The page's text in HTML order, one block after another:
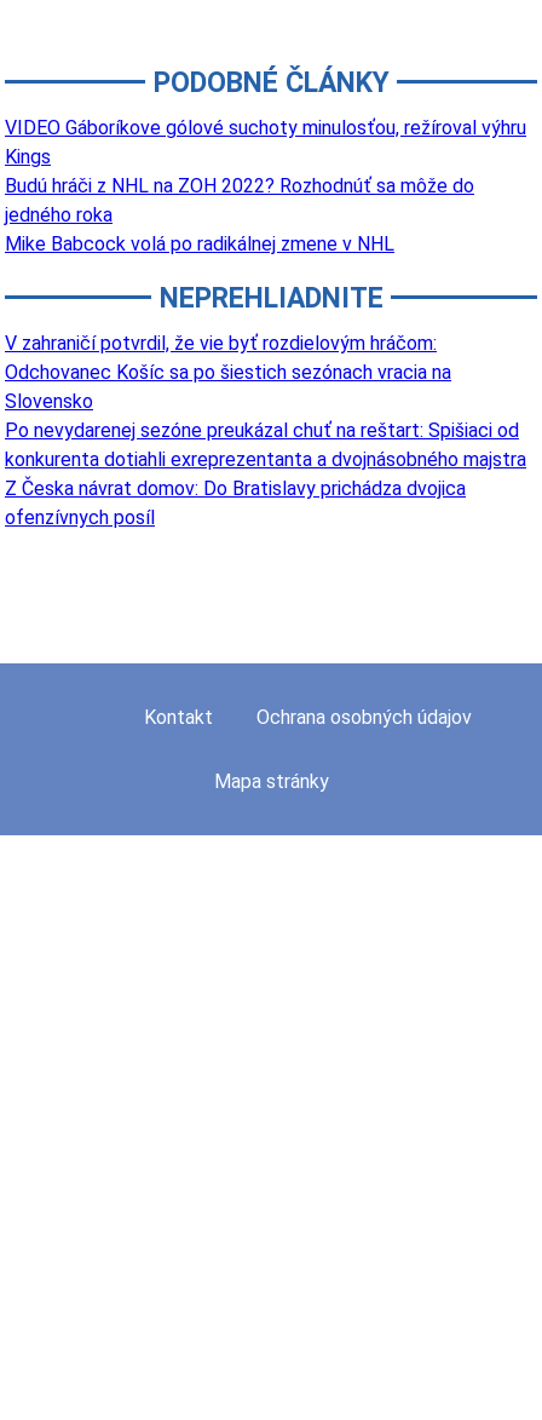
PODOBNÉ ČLÁNKY
VIDEO Gáboríkove gólové suchoty minulosťou, režíroval výhru
Kings
Budú hráči z NHL na ZOH 2022? Rozhodnúť sa môže do
jedného roka
Mike Babcock volá po radikálnej zmene v NHL
NEPREHLIADNITE
V zahraničí potvrdil, že vie byť rozdielovým hráčom:
Odchovanec Košíc sa po šiestich sezónach vracia na
Slovensko
Po nevydarenej sezóne preukázal chuť na reštart: Spišiaci od
konkurenta dotiahli exreprezentanta a dvojnásobného majstra
Z Česka návrat domov: Do Bratislavy prichádza dvojica
ofenzívnych posíl
Kontakt Ochrana osobných údajov
Mapa stránky